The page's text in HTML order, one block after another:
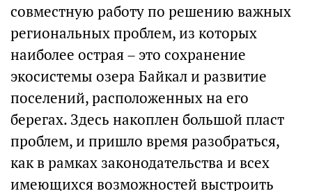
совместную работу по решению важных
региональных проблем, из которых
наиболее острая – это сохранение
экосистемы озера Байкал и развитие
поселений, расположенных на его
берегах. Здесь накоплен большой пласт
проблем, и пришло время разобраться,
как в рамках законодательства и всех
имеющихся возможностей выстроить